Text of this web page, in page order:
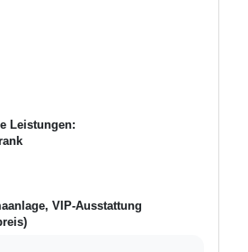
Leistungen:
VIP-Ausstattung